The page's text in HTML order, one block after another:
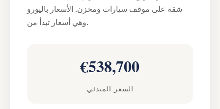
شقة على موقف سيارات ومخزن. الأسعار باليورو
وهي أسعار تبدأ من.
€538,700
السعر المبدئي